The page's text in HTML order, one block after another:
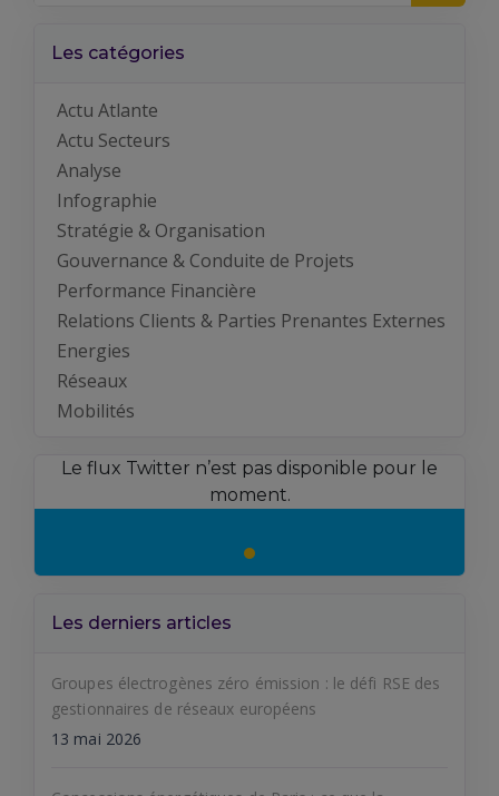
Les catégories
Actu Atlante
Actu Secteurs
Analyse
Infographie
Stratégie & Organisation
Gouvernance & Conduite de Projets
Performance Financière
Relations Clients & Parties Prenantes Externes
Energies
Réseaux
Mobilités
Le flux Twitter n’est pas disponible pour le
moment.
Les derniers articles
Groupes électrogènes zéro émission : le défi RSE des
gestionnaires de réseaux européens
13 mai 2026